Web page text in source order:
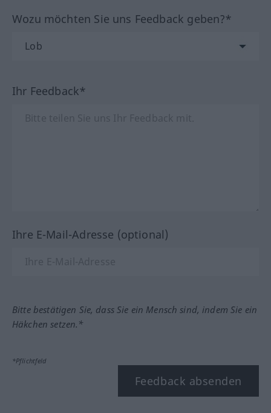
Wozu möchten Sie uns Feedback geben?*
Ihr Feedback*
Ihre E-Mail-Adresse (optional)
Bitte bestätigen Sie, dass Sie ein Mensch sind, indem Sie ein
Häkchen setzen.*
*Pflichtfeld
Feedback absenden